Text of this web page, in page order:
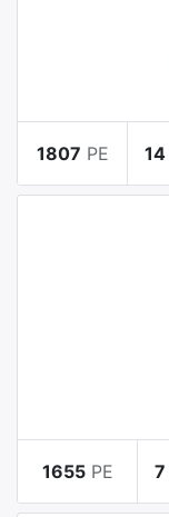
1807 PE 14
1655 PE 7